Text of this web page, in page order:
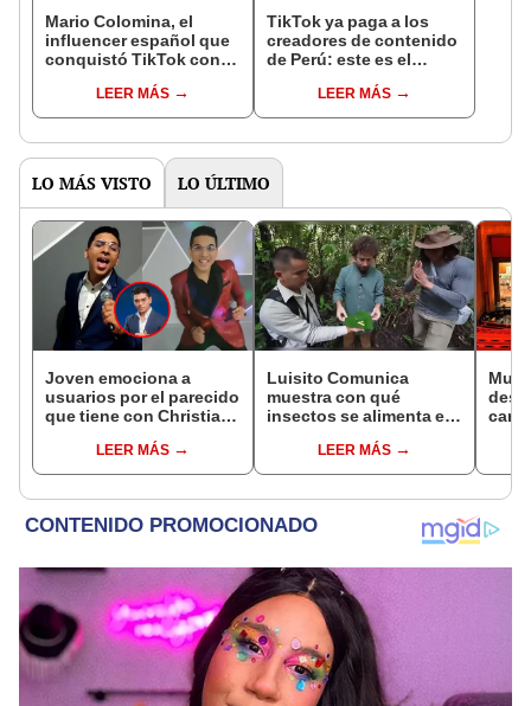
Mario Colomina, el
influencer español que
conquistó TikTok con
"Mi amor nació por la
gastronomía"
LEER MÁS
TikTok ya paga a los
creadores de contenido
de Perú: este es el
llegar a cobrar por 1.000
vistas
LEER MÁS
LO MÁS VISTO LO ÚLTIMO
Joven emociona a
usuarios por el parecido
que tiene con Christian
el original”LEER MÁS
Luisito Comunica
muestra con qué
insectos se alimenta en
sabor sorprende
LEER MÁS